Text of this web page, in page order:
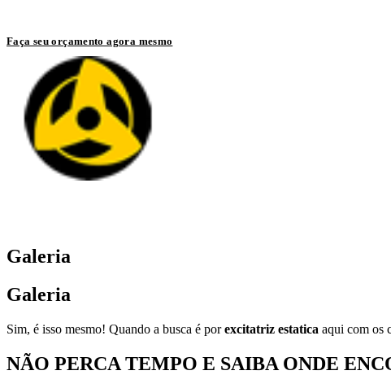
Faça seu orçamento agora mesmo
Galeria
Galeria
Sim, é isso mesmo! Quando a busca é porexcitatriz estatica aqui com os
NÃO PERCA TEMPO E SAIBA ONDE